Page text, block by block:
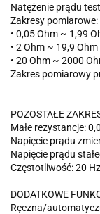
Natężenie prądu
Zakresy pomiarowe:
• 0,05 Ohm ~ 1,99
• 2 Ohm ~ 19,9 Ohm
• 20 Ohm ~ 2000
Zakres pomiarowy
POZOSTAŁE
Małe rezystancje:
Napięcie prądu
Napięcie prądu
Częstotliwość: 20
DODATKOWE
Ręczna/